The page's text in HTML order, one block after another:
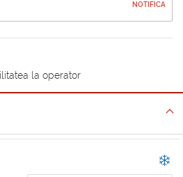
NOTIFICA
la operator